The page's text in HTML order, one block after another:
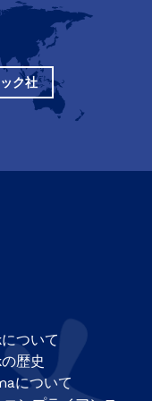
ク社
ついて
歴史
について